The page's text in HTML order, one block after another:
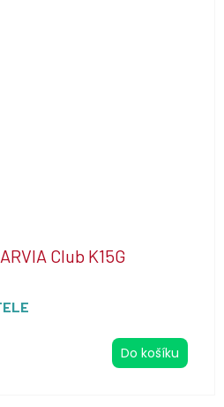
Club K15G
Do košíku